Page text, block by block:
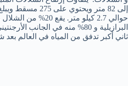
إلى 82 متر ويحتوي
حوالي 2.7 كيلو متر. يقع
البرازيلية و 80% منه في الجانب
ثاني أكبر تدفق من المياه في العالم بعد